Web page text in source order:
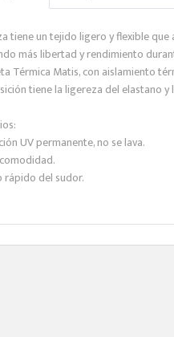
tiene un tejido ligero y flexible
más libertad y rendimiento
Térmica Matis, con aislamiento
tiene la ligereza del elastano
UV permanente, no se lava.
rápido del sudor.